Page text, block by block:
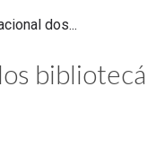
dos...